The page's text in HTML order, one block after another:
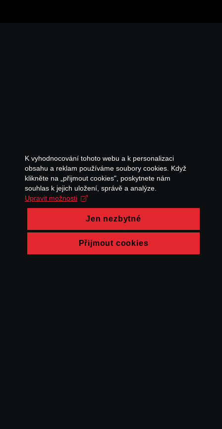
K vyhodnocování tohoto webu a k personalizaci
obsahu a reklam používáme soubory cookies. Když
klikněte na „přijmout cookies", poskytnete nám
souhlas k jejich uložení, správě a analýze.
Upravit možnosti
Jen nezbytné
Přijmout cookies